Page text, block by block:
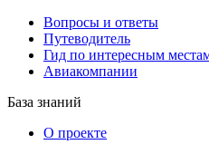
Вопросы и ответы
Путеводитель
Гид по интересным
Авиакомпании
База знаний
О проекте